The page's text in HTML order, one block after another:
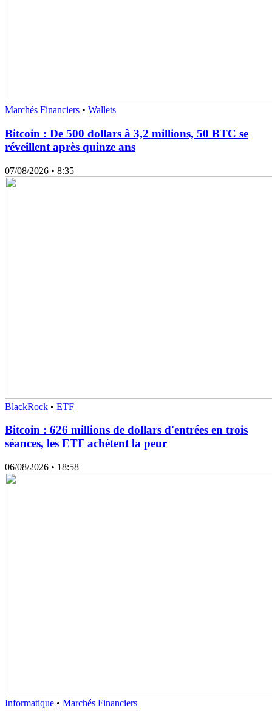
Marchés Financiers • Wallets
Bitcoin : De 500 dollars à 3,2 millions, 50 BTC se
réveillent après quinze ans
07/08/2026 • 8:35
BlackRock • ETF
Bitcoin : 626 millions de dollars d'entrées en trois
séances, les ETF achètent la peur
06/08/2026 • 18:58
Informatique • Marchés Financiers